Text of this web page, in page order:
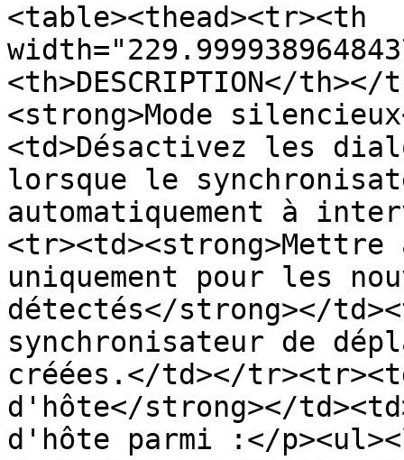
<table><thead><tr><th
<th>DESCRIPTION</
<strong>Mode
<td>Désactivez les
lorsque le
automatiquement à
uniquement pour les
détectés</strong></
synchronisateur de
créées.</td></
d'hôte</strong></
d'hôte parmi :</